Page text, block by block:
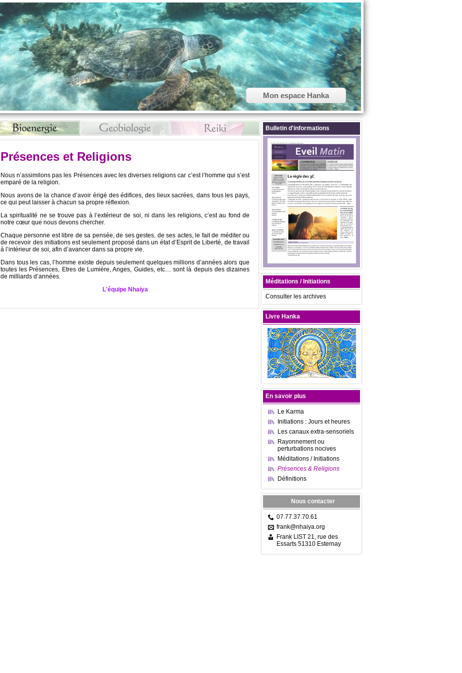
Mon espace Hanka
Présences et Religions
Nous n’assimilons pas les Présences avec les diverses religions car c’est l’homme qui s’est
emparé de la religion.
Nous avons de la chance d’avoir érigé des édifices, des lieux sacrées, dans tous les pays,
ce qui peut laisser à chacun sa propre réflexion.
La spiritualité ne se trouve pas à l’extérieur de soi, ni dans les religions, c’est au fond de
notre cœur que nous devons chercher.
Chaque personne est libre de sa pensée, de ses gestes, de ses actes, le fait de méditer ou
de recevoir des initiations est seulement proposé dans un état d’Esprit de Liberté, de travail
à l’intérieur de soi, afin d’avancer dans sa propre vie.
Dans tous les cas, l’homme existe depuis seulement quelques millions d’années alors que
toutes les Présences, Etres de Lumière, Anges, Guides, etc… sont là depuis des dizaines
de milliards d’années.
L'équipe Nhaiya
Bulletin d'informations
Méditations / Initiations
Consulter les archives
Livre Hanka
En savoir plus
Le Karma
Initiations : Jours et heures
Les canaux extra-sensoriels
Rayonnement ou
perturbations nocives
Méditations / Initiations
Présences & Religions
Définitions
Nous contacter
07.77.37.70.61
frank@nhaiya.org
Frank LIST 21, rue des
Essarts 51310 Esternay